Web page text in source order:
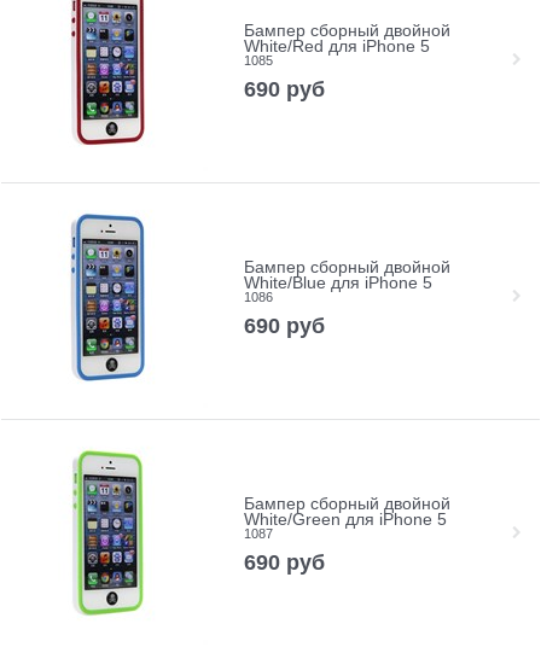
Бампер сборный двойной
White/Red для iPhone 5
1085
690 руб
Бампер сборный двойной
White/Blue для iPhone 5
1086
690 руб
Бампер сборный двойной
White/Green для iPhone 5
1087
690 руб